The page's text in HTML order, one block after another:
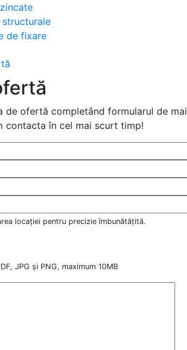
structurale
de fixare
de ofertă completând formularul de mai
contacta în cel mai scurt timp!
locației pentru precizie îmbunătățită.
JPG și PNG, maximum 10MB